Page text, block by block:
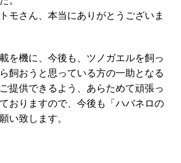
モさん、本当にありがとうございま
を機に、今後も、ツノガエルを飼っ
飼おうと思っている方の一助となる
提供できるよう、あらためて頑張っ
おりますので、今後も「ハバネロの
い致します。